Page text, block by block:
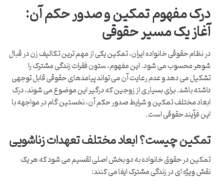
درک مفهوم تمکین و صدور حکم آن:
آغاز یک مسیر حقوقی
در نظام حقوقی خانواده ایران، تمکین یکی از مهم ترین تکالیف زن در قبال
شوهر محسوب می شود. این مفهوم، ستون فقرات زندگی مشترک را
تشکیل می دهد و عدم رعایت آن می تواند پیامدهای حقوقی قابل توجهی
داشته باشد. برای بسیاری از زوجین که درگیر این موضوع می شوند، درک
ابعاد مختلف تمکین و شرایط صدور حکم آن، نخستین گام در مواجهه با
این فرآیند حقوقی است.
تمکین چیست؟ ابعاد مختلف تعهدات زناشویی
تمکین در حقوق خانواده به دو بخش اصلی تقسیم می شود که هر یک
نقش ویژه ای در زندگی مشترک ایفا می کنند: